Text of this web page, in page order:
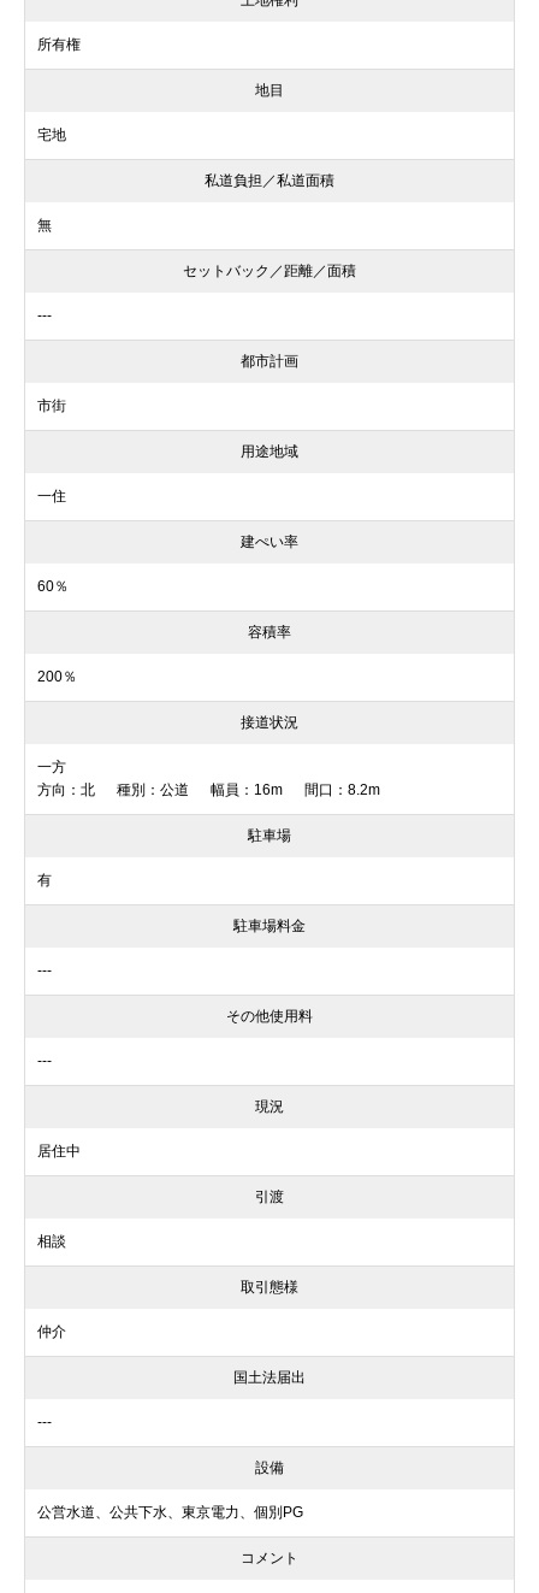
所有権
地目
宅地
私道負担／私道面積
無
セットバック／距離／面積
---
都市計画
市街
用途地域
一住
建ぺい率
60％
容積率
200％
接道状況
一方
方向：北 種別：公道 幅員：16m 間口：8.2m
駐車場
有
駐車場料金
---
その他使用料
---
現況
居住中
引渡
相談
取引態様
仲介
国土法届出
---
設備
公営水道、公共下水、東京電力、個別PG
コメント